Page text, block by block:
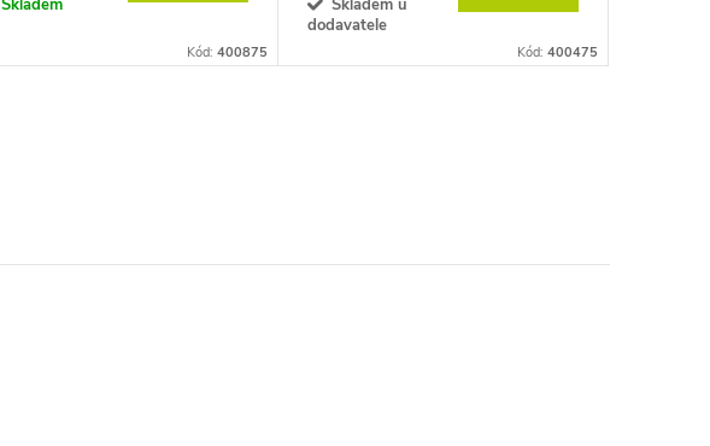
Skladem
Kód: 400875
Skladem u
dodavatele
Kód: 400475